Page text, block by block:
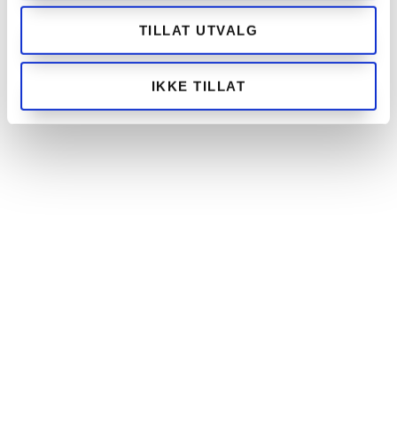
TILLAT UTVALG
IKKE TILLAT